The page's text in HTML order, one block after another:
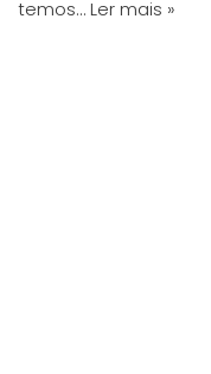
temos…Ler mais »